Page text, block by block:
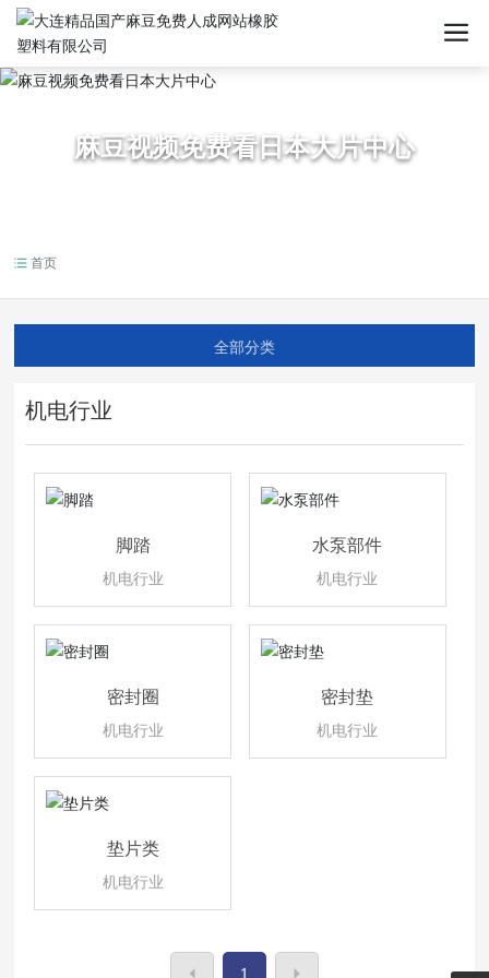
麻豆视频免费看日本大片中心
首页
全部分类
机电行业
脚踏
机电行业
水泵部件
机电行业
密封圈
机电行业
密封垫
机电行业
垫片类
机电行业
1